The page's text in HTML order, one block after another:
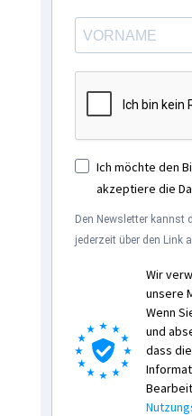
Ich möchte den
akzeptiere die
Den Newsletter kannst
jederzeit über den Link
Wir
unsere
Wenn
und
dass